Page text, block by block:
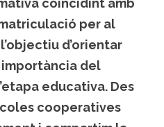
coincidint amb
per al
d’orientar
del
educativa. Des
cooperatives